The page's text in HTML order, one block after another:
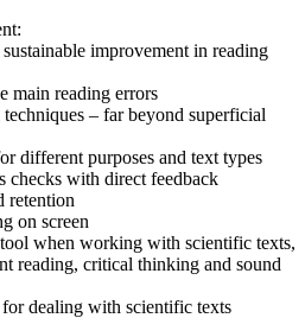
improvement in reading
main reading errors
– far beyond superficial
different purposes and text types
checks with direct feedback
retention
on screen
when working with scientific texts,
reading, critical thinking and sound
for dealing with scientific texts